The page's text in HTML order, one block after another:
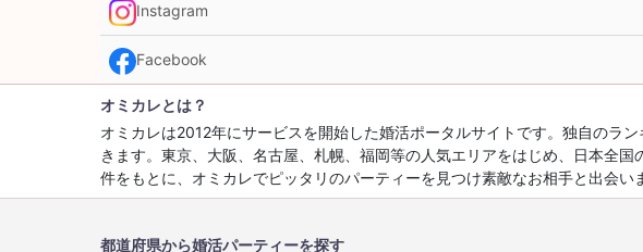
Instagram
Facebook
オミカレとは？
オミカレは2012年にサービスを開始した婚活ポータルサイトです。独自のラ
きます。東京、大阪、名古屋、札幌、福岡等の人気エリアをはじめ、日本全
件をもとに、オミカレでピッタリのパーティーを見つけ素敵なお相手と出会い
都道府県から婚活パーティーを探す